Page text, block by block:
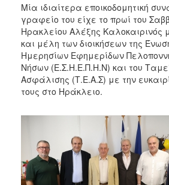
2020
2019
2018
2017
2016
2012
2011
2010
Μία ιδιαίτερα εποικοδομητική
γραφείο του είχε το πρωί του
Ηρακλείου Αλέξης Καλοκαιρινός
και μέλη των διοικήσεων της
Ημερησίων Εφημερίδων
Νήσων (Ε.Σ.Η.Ε.Π.Η.Ν) και του
Ασφάλισης (Τ.Ε.Α.Σ) με την
τους στο Ηράκλειο.